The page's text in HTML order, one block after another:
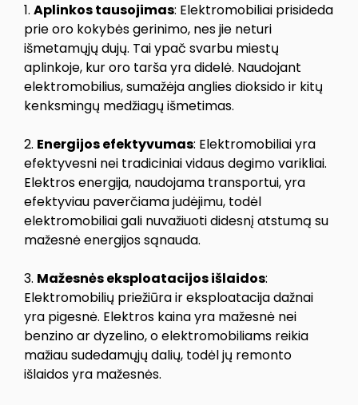
1. Aplinkos tausojimas: Elektromobiliai prisideda
prie oro kokybės gerinimo, nes jie neturi
išmetamųjų dujų. Tai ypač svarbu miestų
aplinkoje, kur oro tarša yra didelė. Naudojant
elektromobilius, sumažėja anglies dioksido ir kitų
kenksmingų medžiagų išmetimas.
2. Energijos efektyvumas: Elektromobiliai yra
efektyvesni nei tradiciniai vidaus degimo varikliai.
Elektros energija, naudojama transportui, yra
efektyviau paverčiama judėjimu, todėl
elektromobiliai gali nuvažiuoti didesnį atstumą su
mažesnė energijos sąnauda.
3. Mažesnės eksploatacijos išlaidos:
Elektromobilių priežiūra ir eksploatacija dažnai
yra pigesnė. Elektros kaina yra mažesnė nei
benzino ar dyzelino, o elektromobiliams reikia
mažiau sudedamųjų dalių, todėl jų remonto
išlaidos yra mažesnės.